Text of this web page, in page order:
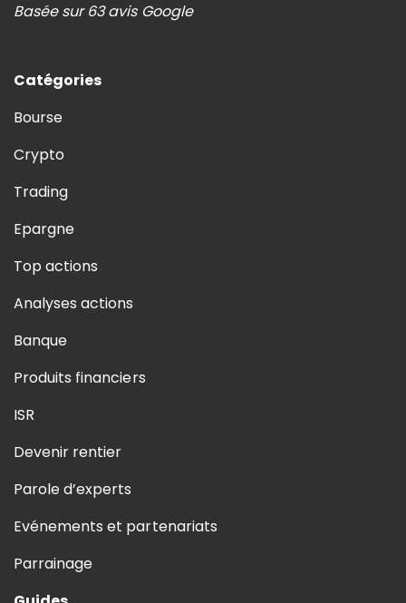
Basée sur 63 avis Google
Catégories
Bourse
Crypto
Trading
Epargne
Top actions
Analyses actions
Banque
Produits financiers
ISR
Devenir rentier
Parole d’experts
Evénements et partenariats
Parrainage